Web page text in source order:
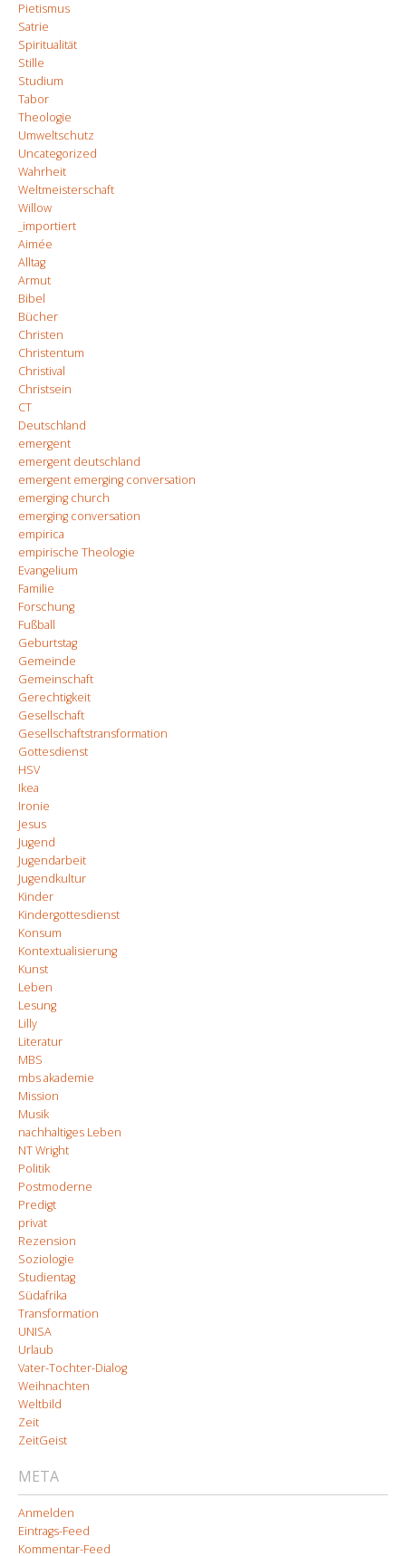
Pietismus
Satrie
Spiritualität
Stille
Studium
Tabor
Theologie
Umweltschutz
Uncategorized
Wahrheit
Weltmeisterschaft
Willow
_importiert
Aimée
Alltag
Armut
Bibel
Bücher
Christen
Christentum
Christival
Christsein
CT
Deutschland
emergent
emergent deutschland
emergent emerging conversation
emerging church
emerging conversation
empirica
empirische Theologie
Evangelium
Familie
Forschung
Fußball
Geburtstag
Gemeinde
Gemeinschaft
Gerechtigkeit
Gesellschaft
Gesellschaftstransformation
Gottesdienst
HSV
Ikea
Ironie
Jesus
Jugend
Jugendarbeit
Jugendkultur
Kinder
Kindergottesdienst
Konsum
Kontextualisierung
Kunst
Leben
Lesung
Lilly
Literatur
MBS
mbs akademie
Mission
Musik
nachhaltiges Leben
NT Wright
Politik
Postmoderne
Predigt
privat
Rezension
Soziologie
Studientag
Südafrika
Transformation
UNISA
Urlaub
Vater-Tochter-Dialog
Weihnachten
Weltbild
Zeit
ZeitGeist
META
Anmelden
Eintrags-Feed
Kommentar-Feed